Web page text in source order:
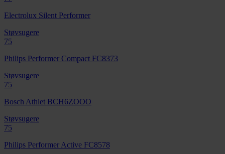
Electrolux Silent Performer
Støvsugere
75
Philips Performer Compact FC8373
Støvsugere
75
Bosch Athlet BCH6ZOOO
Støvsugere
75
Philips Performer Active FC8578